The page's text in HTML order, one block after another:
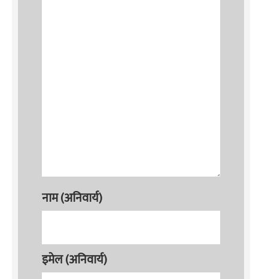
नाम (अनिवार्य)
इमेल (अनिवार्य)